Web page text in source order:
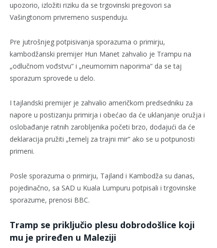
upozorio, izložiti riziku da se trgovinski pregovori sa
Vašingtonom privremeno suspenduju.
Pre jutrošnjeg potpisivanja sporazuma o primirju,
kambodžanski premijer Hun Manet zahvalio je Trampu na
„odlučnom vođstvu“ i „neumornim naporima“ da se taj
sporazum sprovede u delo.
I tajlandski premijer je zahvalio američkom predsedniku za
napore u postizanju primirja i obećao da će uklanjanje oružja i
oslobađanje ratnih zarobljenika početi brzo, dodajući da će
deklaracija pružiti „temelj za trajni mir“ ako se u potpunosti
primeni.
Posle sporazuma o primirju, Tajland i Kambodža su danas,
pojedinačno, sa SAD u Kuala Lumpuru potpisali i trgovinske
sporazume, prenosi BBC.
Tramp se priključio plesu dobrodošlice koji
mu je priređen u Maleziji